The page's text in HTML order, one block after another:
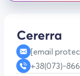
[email
+38(073)-